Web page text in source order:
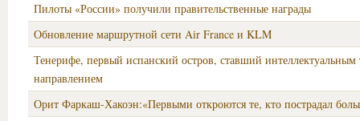
Пилоты «России» получили правительственные награды
Обновление маршрутной сети Air France и KLM
Тенерифе, первый испанский остров, ставший интеллектуальным
направлением
Орит Фаркаш-Хакоэн:«Первыми откроются те, кто пострадал